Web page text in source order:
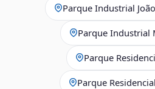
Parque Industrial
Parque Industrial
Parque
Parque